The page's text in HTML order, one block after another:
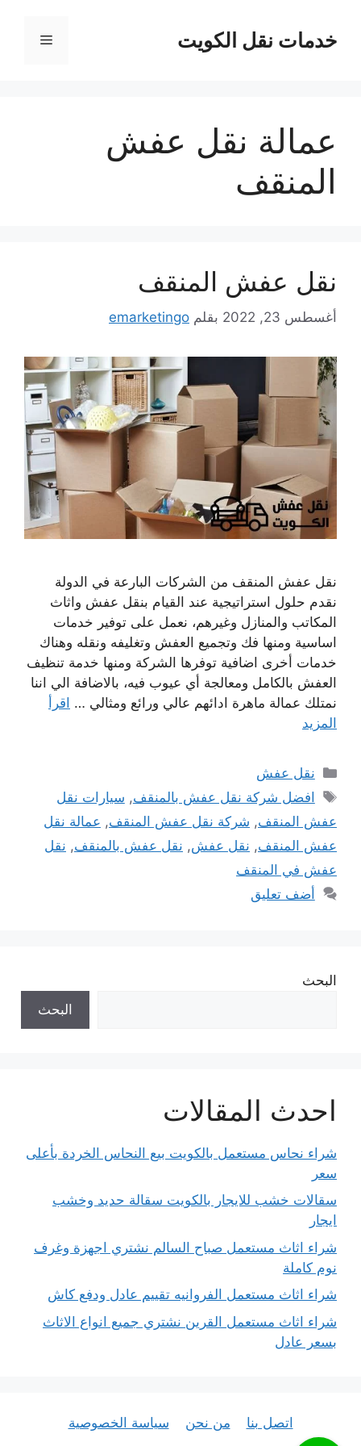
المحتوىخدمات نقل الكويت القائمة
عمالة نقل عفش
المنقف
نقل عفش المنقف
أغسطس 23, 2022 بقلم emarketingo
نقل عفش المنقف من الشركات البارعة في الدولة
نقدم حلول استراتيجية عند القيام بنقل عفش واثاث
المكاتب والمنازل وغيرهم، نعمل على توفير خدمات
اساسية ومنها فك وتجميع العفش وتغليفه ونقله وهناك
خدمات أخرى اضافية توفرها الشركة ومنها خدمة تنظيف
العفش بالكامل ومعالجة أي عيوب فيه، بالاضافة الي اننا
نمتلك عمالة ماهرة ادائهم عالي ورائع ومثالي … اقرأ
المزيد
التصنيفات
نقل عفش
الوسوم
افضل شركة نقل عفش بالمنقف, سيارات نقل
عفش المنقف, شركة نقل عفش المنقف, عمالة نقل
عفش المنقف, نقل عفش, نقل عفش بالمنقف, نقل
عفش في المنقف
أضف تعليق
البحث
البحث
احدث المقالات
شراء نحاس مستعمل بالكويت بيع النحاس الخردة بأعلى
سعر
سقالات خشب للايجار بالكويت سقالة حديد وخشب
ايجار
شراء اثاث مستعمل صباح السالم نشتري اجهزة وغرف
نوم كاملة
شراء اثاث مستعمل الفروانيه تقييم عادل ودفع كاش
شراء اثاث مستعمل القرين نشتري جميع انواع الاثاث
بسعر عادل
اتصل بنا من نحن سياسة الخصوصية